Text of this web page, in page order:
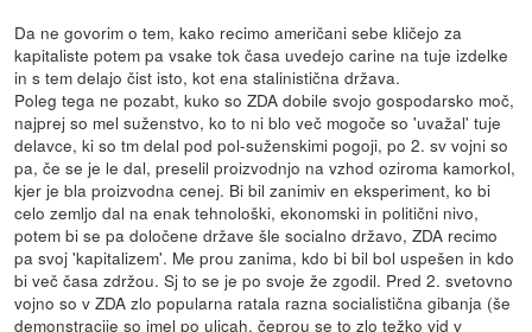
Da ne govorim o tem, kako recimo američani sebe kličejo za
kapitaliste potem pa vsake tok časa uvedejo carine na tuje izdelke
in s tem delajo čist isto, kot ena stalinistična država.
Poleg tega ne pozabt, kuko so ZDA dobile svojo gospodarsko moč,
najprej so mel suženstvo, ko to ni blo več mogoče so 'uvažal' tuje
delavce, ki so tm delal pod pol-suženskimi pogoji, po 2. sv vojni so
pa, če se je le dal, preselil proizvodnjo na vzhod oziroma kamorkol,
kjer je bla proizvodna cenej. Bi bil zanimiv en eksperiment, ko bi
celo zemljo dal na enak tehnološki, ekonomski in politični nivo,
potem bi se pa določene države šle socialno državo, ZDA recimo
pa svoj 'kapitalizem'. Me prou zanima, kdo bi bil bol uspešen in kdo
bi več časa zdržou. Sj to se je po svoje že zgodil. Pred 2. svetovno
vojno so v ZDA zlo popularna ratala razna socialistična gibanja (še
demonstracije so imel po ulicah, čeprou se to zlo težko vid v